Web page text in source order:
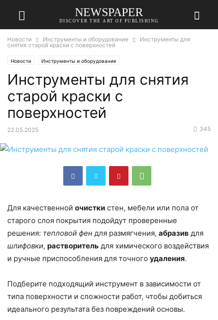
NEWSPAPER
DISCOVER THE ART OF PUBLISHING
Новости Инструменты и оборудование
Инструменты для
снятия старой краски с поверхностей
Новости Инструменты и оборудование
Инструменты для снятия
старой краски с
поверхностей
22.05.2025 345
Для качественной очистки стен, мебели или пола от
старого слоя покрытия подойдут проверенные
решения: тепловой фен для размягчения, абразив для
шлифовки, растворитель для химического воздействия
и ручные приспособления для точного удаления.
Подберите подходящий инструмент в зависимости от
типа поверхности и сложности работ, чтобы добиться
идеального результата без повреждений основы.